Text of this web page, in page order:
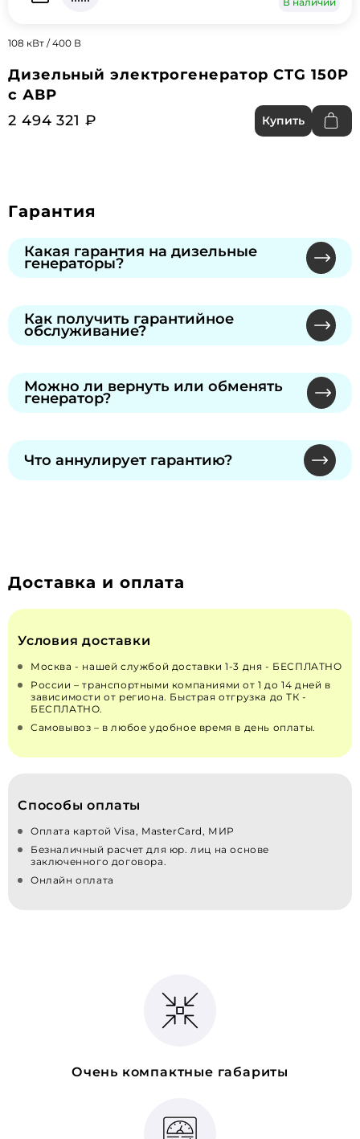
108 кВт / 400 В
Дизельный электрогенератор CTG 150P
с АВР
2 494 321 ₽
Купить
Гарантия
Какая гарантия на дизельные
генераторы?
производителей через сеть
сертифицированных сервисных центров.
талоне, который вы получите при покупке.
Как получить гарантийное
обслуживание?
сервисный центр производителя по номеру из
талона. Предъявите талон — без него
сохраняется при официальном ТО.
Можно ли вернуть или обменять
генератор?
невозможны по законодательству РФ "О
ЗАЩИТЕ ПРАВ ПОТРЕБИТЕЛЕЙ" от 07.02.1992 N
Что аннулирует гарантию?
Доставка и оплата
Условия доставки
Москва - нашей службой доставки 1-3 дня - БЕСПЛАТНО
России – транспортными компаниями от 1 до 14 дней в
зависимости от региона. Быстрая отгрузка до ТК -
БЕСПЛАТНО.
Самовывоз – в любое удобное время в день оплаты.
Способы оплаты
Оплата картой Visa, MasterCard, МИР
Безналичный расчет для юр. лиц на основе
заключенного договора.
Онлайн оплата
Очень компактные габариты